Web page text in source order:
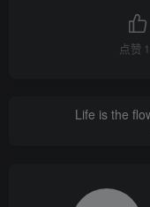
点赞
Life is the